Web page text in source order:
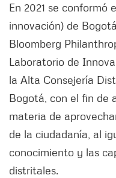
En 2021 se conformó
innovación) de
Bloomberg
Laboratorio de
la Alta Consejería
Bogotá, con el fin de
materia de
de la ciudadanía, al
conocimiento y las
distritales.